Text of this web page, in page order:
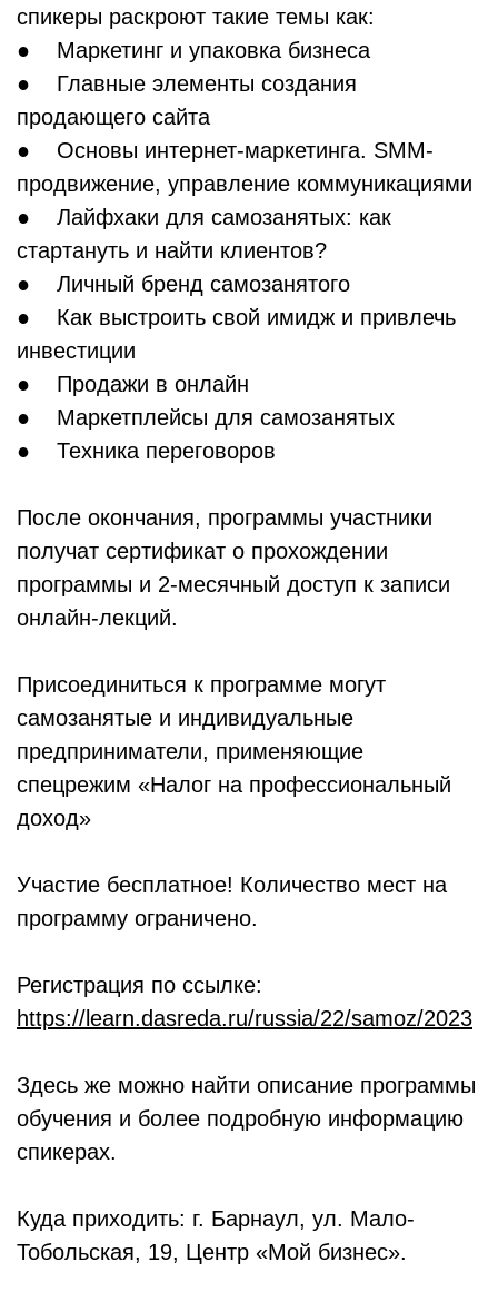
спикеры раскроют такие темы как:
● Маркетинг и упаковка бизнеса
● Главные элементы создания
продающего сайта
● Основы интернет-маркетинга. SMM-
продвижение, управление коммуникациями
● Лайфхаки для самозанятых: как
стартануть и найти клиентов?
● Личный бренд самозанятого
● Как выстроить свой имидж и привлечь
инвестиции
● Продажи в онлайн
● Маркетплейсы для самозанятых
● Техника переговоров
После окончания, программы участники
получат сертификат о прохождении
программы и 2-месячный доступ к записи
онлайн-лекций.
Присоединиться к программе могут
самозанятые и индивидуальные
предприниматели, применяющие
спецрежим «Налог на профессиональный
доход»
Участие бесплатное! Количество мест на
программу ограничено.
Регистрация по ссылке:
https://learn.dasreda.ru/russia/22/samoz/2023
Здесь же можно найти описание программы
обучения и более подробную информацию
спикерах.
Куда приходить: г. Барнаул, ул. Мало-
Тобольская, 19, Центр «Мой бизнес».